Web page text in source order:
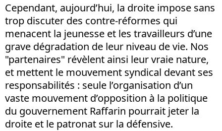
Cependant, aujourd’hui, la droite impose sans
trop discuter des contre-réformes qui
menacent la jeunesse et les travailleurs d’une
grave dégradation de leur niveau de vie. Nos
"partenaires" révèlent ainsi leur vraie nature,
et mettent le mouvement syndical devant ses
responsabilités : seule l’organisation d’un
vaste mouvement d’opposition à la politique
du gouvernement Raffarin pourrait jeter la
droite et le patronat sur la défensive.